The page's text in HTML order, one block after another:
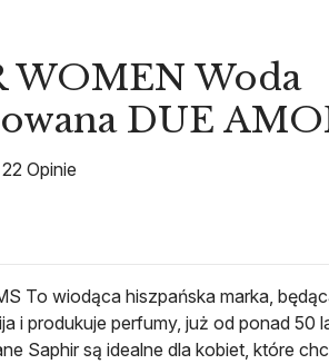
WOMEN Woda
DUE
22 Opinie
To wiodąca hiszpańska marka,
i produkuje perfumy, już od ponad 50
Saphir są idealne dla kobiet, które